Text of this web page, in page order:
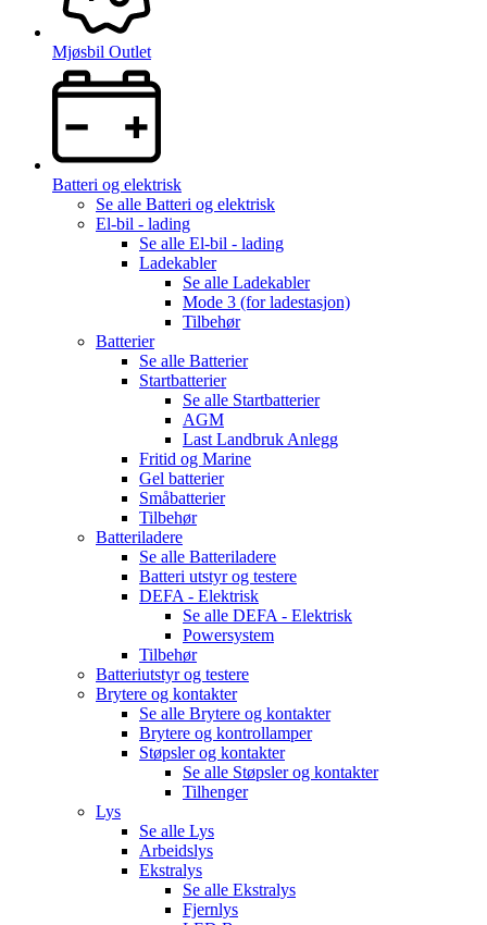
Mjøsbil Outlet
Batteri og elektrisk
Se alle Batteri og elektrisk
El-bil - lading
Se alle El-bil - lading
Ladekabler
Se alle Ladekabler
Mode 3 (for ladestasjon)
Tilbehør
Batterier
Se alle Batterier
Startbatterier
Se alle Startbatterier
AGM
Last Landbruk Anlegg
Fritid og Marine
Gel batterier
Småbatterier
Tilbehør
Batteriladere
Se alle Batteriladere
Batteri utstyr og testere
DEFA - Elektrisk
Se alle DEFA - Elektrisk
Powersystem
Tilbehør
Batteriutstyr og testere
Brytere og kontakter
Se alle Brytere og kontakter
Brytere og kontrollamper
Støpsler og kontakter
Se alle Støpsler og kontakter
Tilhenger
Lys
Se alle Lys
Arbeidslys
Ekstralys
Se alle Ekstralys
Fjernlys